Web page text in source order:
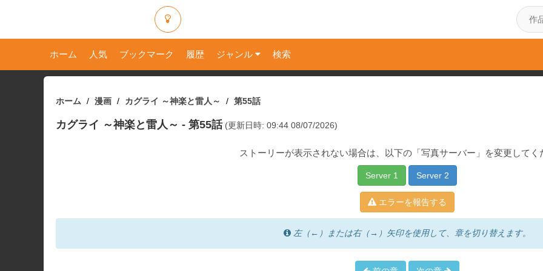
ホーム 人気 ブックマーク 履歴 ジャンル 検索
ホーム 漫画 カグライ ～神楽と雷人～ 第55話
カグライ ～神楽と雷人～ - 第55話 (更新日時: 09:44 08/07/2026)
ストーリーが表示されない場合は、以下の「写真サーバー」を変更してく
Server 1 Server 2
エラーを報告する
左（←）または右（→）矢印を使用して、章を切り替えます。